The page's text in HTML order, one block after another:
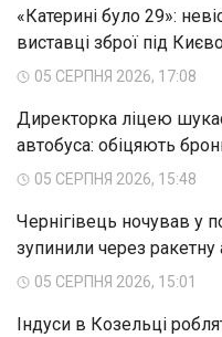
«Катерині було 29»:
виставці зброї під
05 СЕРПНЯ 2026, 17:08
Директорка ліцею
автобуса: обіцяють
05 СЕРПНЯ 2026, 15:48
Чернігівець ночував у
зупинили через ракетну
05 СЕРПНЯ 2026, 15:01
Індуси в Козельці